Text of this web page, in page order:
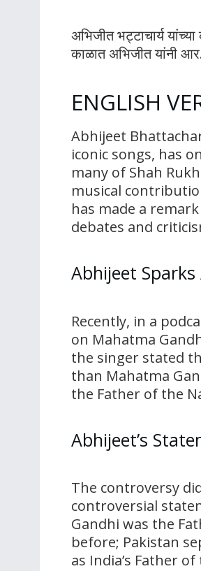
अभिजीत भट्टाचार्य
काळात अभिजीत यांनी
ENGLISH
Abhijeet
iconic songs, has
many of Shah
musical
has made a
debates and
Abhijeet
Recently, in a
on Mahatma
the singer stated
than Mahatma
the Father of the
Abhijeet’s
The controversy
controversial
Gandhi was the
before; Pakistan
as India’s Father